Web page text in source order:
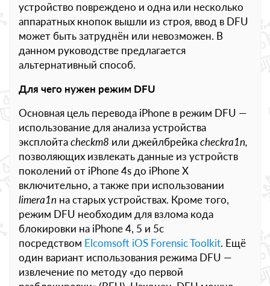
устройство повреждено и одна или несколько
аппаратных кнопок вышли из строя, ввод в DFU
может быть затруднён или невозможен. В
данном руководстве предлагается
альтернативный способ.
Для чего нужен режим DFU
Основная цель перевода iPhone в режим DFU —
использование для анализа устройства
эксплойтаcheckm8 или джейлбрейкаcheckra1n,
позволяющих извлекать данные из устройств
поколений от iPhone 4s до iPhone X
включительно, а также при использовании
limera1n на старых устройствах. Кроме того,
режим DFU необходим для взлома кода
блокировки на iPhone 4, 5 и 5c
посредством Elcomsoft iOS Forensic Toolkit. Ещё
один вариант использования режима DFU —
извлечение по методу «до первой